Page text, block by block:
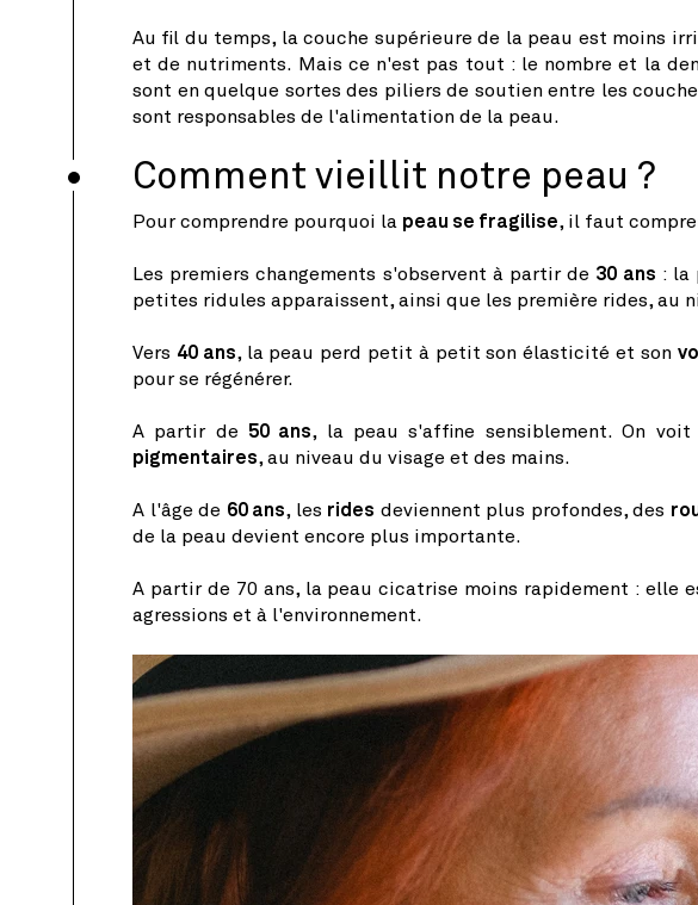
Au fil du temps, la couche supérieure de la peau est moins
et de nutriments. Mais ce n'est pas tout : le nombre et la
sont en quelque sortes des piliers de soutien entre les
sont responsables de l'alimentation de la peau.
Comment vieillit notre peau ?
Pour comprendre pourquoi la peau se fragilise, il faut
Les premiers changements s'observent à partir de 30 ans : la
petites ridules apparaissent, ainsi que les première rides, au
Vers 40 ans, la peau perd petit à petit son élasticité et son
pour se régénérer.
A partir de 50 ans, la peau s'affine sensiblement. On
pigmentaires, au niveau du visage et des mains.
A l'âge de 60 ans, les rides deviennent plus profondes, des
de la peau devient encore plus importante.
A partir de 70 ans, la peau cicatrise moins rapidement : elle
agressions et à l'environnement.